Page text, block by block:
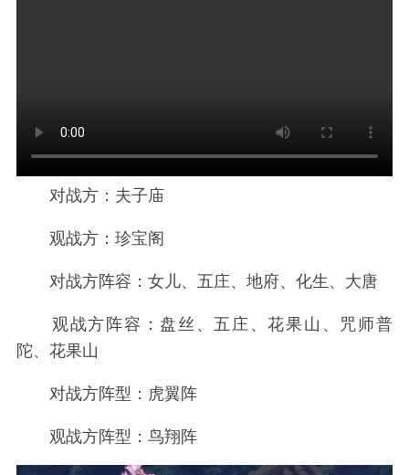
对战方：夫子庙
观战方：珍宝阁
对战方阵容：女儿、五庄、地府、化生、大唐
观战方阵容：盘丝、五庄、花果山、咒师普
陀、花果山
对战方阵型：虎翼阵
观战方阵型：鸟翔阵